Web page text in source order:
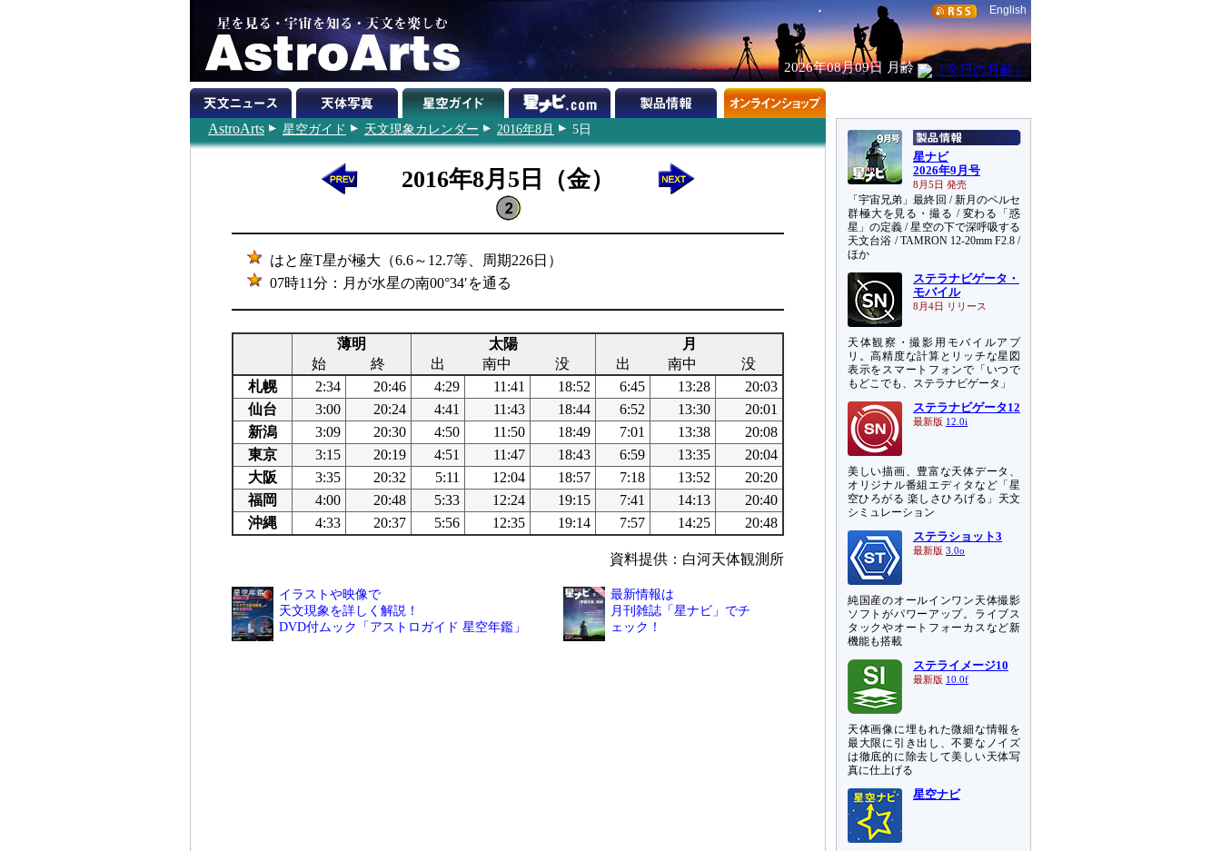
English
2026年08月09日 月齢
AstroArts 星空ガイド 天文現象カレンダー 2016年8月 5日
2016年8月5日（金）
はと座T星が極大（6.6～12.7等、周期226日）
07時11分：月が水星の南00°34′を通る
薄明 太陽
月
始
終 出 南中 没 出 南中
没
札幌
2:34 20:46 4:29 11:41 18:52 6:45 13:28
20:03
仙台
3:00 20:24 4:41 11:43 18:44 6:52 13:30
20:01
新潟
3:09 20:30 4:50 11:50 18:49 7:01 13:38
20:08
東京
3:15 20:19 4:51 11:47 18:43 6:59 13:35
20:04
大阪
3:35 20:32 5:11 12:04 18:57 7:18 13:52
20:20
福岡
4:00 20:48 5:33 12:24 19:15 7:41 14:13
20:40
沖縄
4:33 20:37 5:56 12:35 19:14 7:57 14:25 20:48
資料提供：白河天体観測所
イラストや映像で
天文現象を詳しく解説！
DVD付ムック「アストロガイド 星空年鑑」
最新情報は
月刊雑誌「星ナビ」でチ
ェック！
星ナビ
2026年9月号
8月5日 発売
「宇宙兄弟」最終回 / 新月のペルセ
群極大を見る・撮る / 変わる「惑
星」の定義 / 星空の下で深呼吸する
天文台浴 / TAMRON 12-20mm F2.8 /
ほか
ステラナビゲータ・
モバイル
8月4日 リリース
天体観察・撮影用モバイルアプ
リ。高精度な計算とリッチな星図
表示をスマートフォンで「いつで
もどこでも、ステラナビゲータ」
ステラナビゲータ12
最新版 12.0i
美しい描画、豊富な天体データ、
オリジナル番組エディタなど「星
空ひろがる 楽しさひろげる」天文
シミュレーション
ステラショット3
最新版 3.0o
純国産のオールインワン天体撮影
ソフトがパワーアップ。ライブス
タックやオートフォーカスなど新
機能も搭載
ステライメージ10
最新版 10.0f
天体画像に埋もれた微細な情報を
最大限に引き出し、不要なノイズ
は徹底的に除去して美しい天体写
真に仕上げる
星空ナビ